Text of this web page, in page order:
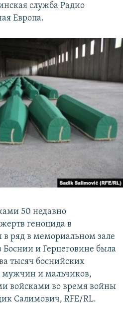
служба Радио
Европа.
50 недавно
геноцида в
ряд в мемориальном зале
Боснии и Герцеговине была
тысяч боснийских
мужчин и мальчиков,
войсками во время войны
Салимович, RFE/RL.